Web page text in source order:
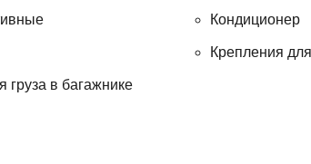
Кондиционер
Крепления
груза в багажнике